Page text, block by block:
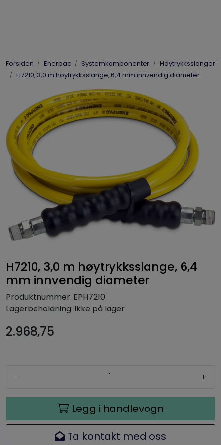
Forsiden Enerpac Systemkomponenter
Høytrykksslanger
H7210, 3,0 m høytrykksslange, 6,4 mm innvendig diameter
H7210, 3,0 m høytrykksslange, 6,4
mm innvendig diameter
Produktnummer: EPH7210
Lagerbeholdning: Ikke på lager
2.968,75
- +
Legg i handlevogn
Ta kontakt med oss
Enerpac
Hydraulikk
Dynaset
Vinsjer
Vis priserinkl. mva.